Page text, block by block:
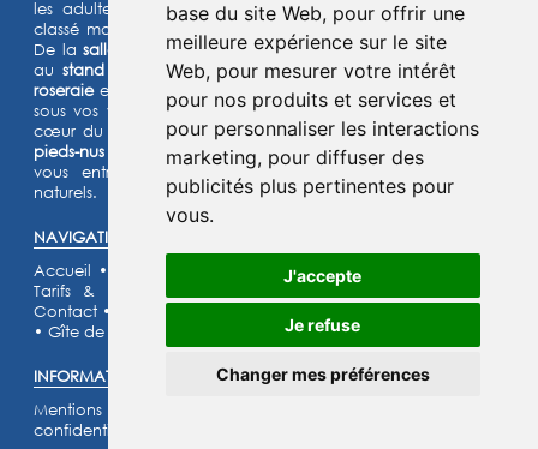
base du site Web, pour offrir une
meilleure expérience sur le site
Web, pour mesurer votre intérêt
pour nos produits et services et
pour personnaliser les interactions
marketing, pour diffuser des
publicités plus pertinentes pour
vous.
J'accepte
Je refuse
Changer mes préférences
les adultes, lancez- vous à l’assaut de notre château fort
classé monument historique et de son parc de 15 hectares.
De la salle de gardeauxremparts , desmachines de guerre
au stand d’archerie, en passant par lejardin médiéval
roseraieet les animaux de la basse-cour
l’Histoire prend vie
sous vos yeux dans cette aventure ludique et immersive au
cœur du Moyen Âge ! Deux parcours sensoriels (le chemin
pieds-nus et la forêt musicale ) et un grand labyrinthe de maïs
vous entraîneront à la découverte de grands espaces
naturels.
NAVIGATION :
Accueil • Escape Games •Location de salle
Tarifs & Horaires
Services Scolaires
Contact • Galerie photos
FAQ
• Gîte de la Fée Mélusine
INFORMATIONS LÉGALES :
Mentions légales
confidentialité